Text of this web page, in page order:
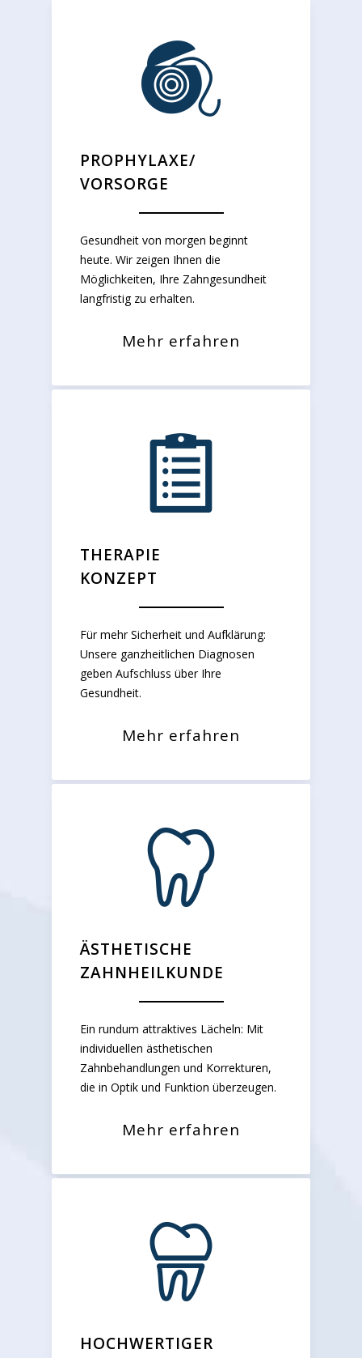
PROPHYLAXE/
VORSORGE
Gesundheit von morgen beginnt
heute. Wir zeigen Ihnen die
Möglichkeiten, Ihre Zahngesundheit
langfristig zu erhalten.
Mehr erfahren
THERAPIE
KONZEPT
Für mehr Sicherheit und Aufklärung:
Unsere ganzheitlichen Diagnosen
geben Aufschluss über Ihre
Gesundheit.
Mehr erfahren
ÄSTHETISCHE
ZAHNHEILKUNDE
Ein rundum attraktives Lächeln: Mit
individuellen ästhetischen
Zahnbehandlungen und Korrekturen,
die in Optik und Funktion überzeugen.
Mehr erfahren
HOCHWERTIGER